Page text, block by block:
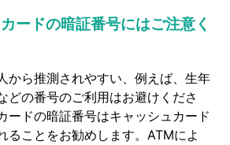
ードの暗証番号にはご注意く
から推測されやすい、例えば、生年
どの番号のご利用はお避けくださ
ードの暗証番号はキャッシュカード
ることをお勧めします。ATMによ